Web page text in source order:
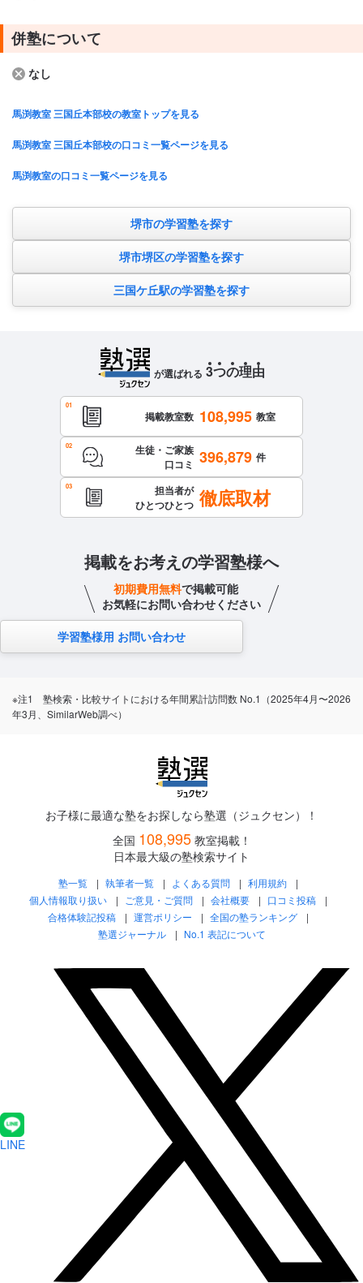
併塾について
なし
馬渕教室 三国丘本部校の教室トップを見る
馬渕教室 三国丘本部校の口コミ一覧ページを見る
馬渕教室の口コミ一覧ページを見る
堺市の学習塾を探す
堺市堺区の学習塾を探す
三国ケ丘駅の学習塾を探す
が選ばれる 3つの理由
掲載教室数 108,995 教室
生徒・ご家族
口コミ 396,879 件
担当者が
ひとつひとつ 徹底取材
掲載をお考えの学習塾様へ
初期費用無料で掲載可能
お気軽にお問い合わせください
学習塾様用 お問い合わせ
※注1 塾検索・比較サイトにおける年間累計訪問数 No.1（2025年4月〜2026
年3月、SimilarWeb調べ）
お子様に最適な塾をお探しなら塾選（ジュクセン）！
全国 108,995 教室掲載！
日本最大級の塾検索サイト
塾一覧 執筆者一覧 よくある質問
利用規約
個人情報取り扱い
ご意見・ご質問 会社概要
口コミ投稿
合格体験記投稿
運営ポリシー
全国の塾ランキング
塾選ジャーナル
No.1 表記について
LINE